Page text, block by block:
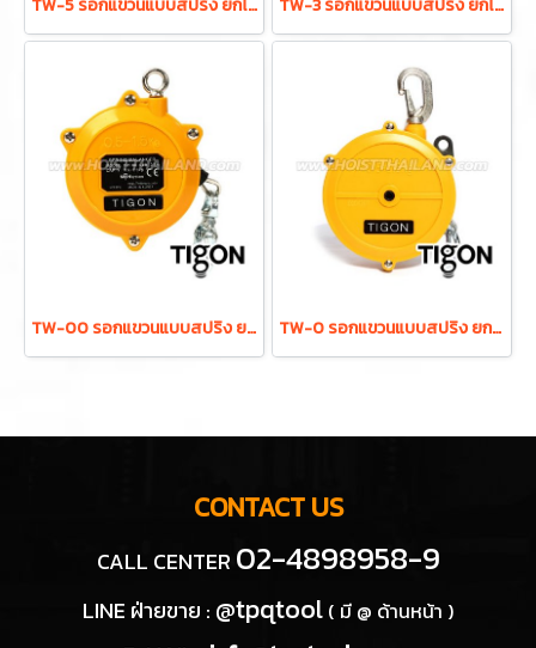
TW-00 รอกแขวนแบบสปริง ยกได้ 0.5-1.5 กก. ระยะยก 0.5 ม. "TIGON" มาตรฐานสากลจากประเทศเกาหลี TW-0 รอกแขวนแบบสปริง ยกได้ 0.5-1.5 กก. ระยะยก 1.0 ม. "TIGON" มาตรฐานสากลจากประเทศเกาหลี
CONTACT US
CALL CENTER 02-4898958-9
LINE ฝ่ายขาย : @tpqtool ( มี @ ด้านหน้า )